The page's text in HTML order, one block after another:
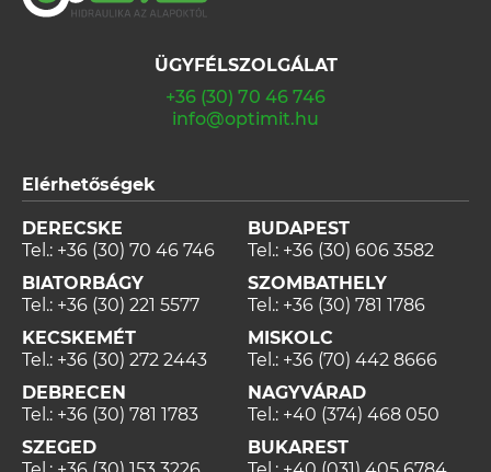
ÜGYFÉLSZOLGÁLAT
+36 (30) 70 46 746
info@optimit.hu
Elérhetőségek
DERECSKE
Tel.: +36 (30) 70 46 746
BIATORBÁGY
Tel.: +36 (30) 221 5577
KECSKEMÉT
Tel.: +36 (30) 272 2443
DEBRECEN
Tel.: +36 (30) 781 1783
SZEGED
BUDAPEST
Tel.: +36 (30) 606 3582
SZOMBATHELY
Tel.: +36 (30) 781 1786
MISKOLC
Tel.: +36 (70) 442 8666
NAGYVÁRAD
Tel.: +40 (374) 468 050
BUKAREST